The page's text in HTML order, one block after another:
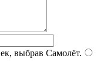
выбрав Самолёт.